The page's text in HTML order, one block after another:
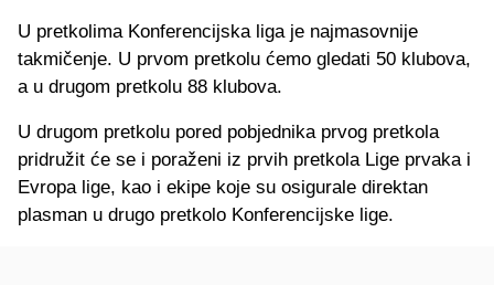
U pretkolima Konferencijska liga je najmasovnije
takmičenje. U prvom pretkolu ćemo gledati 50 klubova,
a u drugom pretkolu 88 klubova.
U drugom pretkolu pored pobjednika prvog pretkola
pridružit će se i poraženi iz prvih pretkola Lige prvaka i
Evropa lige, kao i ekipe koje su osigurale direktan
plasman u drugo pretkolo Konferencijske lige.